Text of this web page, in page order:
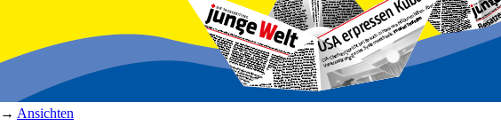
→ Ansichten